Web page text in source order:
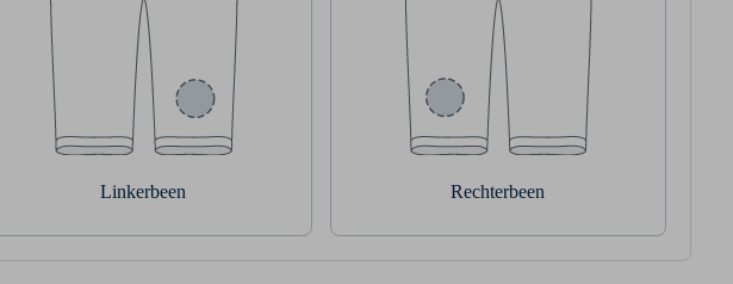
Linkerbeen Rechterbeen